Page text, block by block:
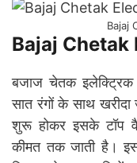
Bajaj
Bajaj Chetak
बजाज चेतक इलेक्ट्रिक
सात रंगों के साथ
शुरू होकर इसके टॉप
कीमत तक जाती है।